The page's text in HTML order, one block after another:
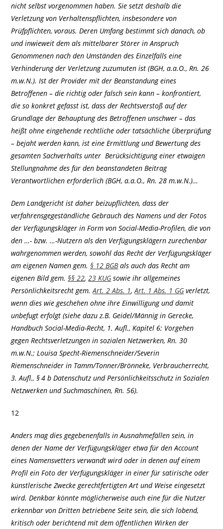
nicht selbst vorgenommen haben. Sie setzt deshalb die
Verletzung von Verhaltenspflichten, insbesondere von
Prüfpflichten, voraus. Deren Umfang bestimmt sich danach, ob
und inwieweit dem als mittelbarer Störer in Anspruch
Genommenen nach den Umständen des Einzelfalls eine
Verhinderung der Verletzung zuzumuten ist (BGH, a.a.O., Rn. 26
m.w.N.). Ist der Provider mit der Beanstandung eines
Betroffenen – die richtig oder falsch sein kann – konfrontiert,
die so konkret gefasst ist, dass der Rechtsverstoß auf der
Grundlage der Behauptung des Betroffenen unschwer – das
heißt ohne eingehende rechtliche oder tatsächliche Überprüfung
– bejaht werden kann, ist eine Ermittlung und Bewertung des
gesamten Sachverhalts unter Berücksichtigung einer etwaigen
Stellungnahme des für den beanstandeten Beitrag
Verantwortlichen erforderlich (BGH, a.a.O., Rn. 28 m.w.N.)…
Dem Landgericht ist daher beizupflichten, dass der
verfahrensgegeständliche Gebrauch des Namens und der Fotos
der Verfügungskläger in Form von Social-Media-Profilen, die von
den …- bzw. …-Nutzern als den Verfügungsklägern zurechenbar
wahrgenommen werden, sowohl das Recht der Verfügungskläger
am eigenen Namen gem.§ 12 BGBals auch das Recht am
eigenen Bild gem.§§ 22,23 KUG sowie ihr allgemeines
Persönlichkeitsrecht gem.Art. 2 Abs. 1,Art. 1 Abs. 1 GG verletzt,
wenn dies wie geschehen ohne ihre Einwilligung und damit
unbefugt erfolgt (siehe dazu z.B. Geidel/Männig in Gerecke,
Handbuch Social-Media-Recht, 1. Aufl., Kapitel 6: Vorgehen
gegen Rechtsverletzungen in sozialen Netzwerken, Rn. 30
m.w.N.; Louisa Specht-Riemenschneider/Severin
Riemenschneider in Tamm/Tonner/Brönneke, Verbraucherrecht,
3. Aufl., § 4 b Datenschutz und Persönlichkeitsschutz in Sozialen
Netzwerken und Suchmaschinen, Rn. 56).
12
Anders mag dies gegebenenfalls in Ausnahmefällen sein, in
denen der Name der Verfügungskläger etwa für den Account
eines Namensvetters verwandt wird oder in denen auf einem
Profil ein Foto der Verfügungskläger in einer für satirische oder
künstlerische Zwecke gerechtfertigten Art und Weise eingesetzt
wird. Denkbar könnte möglicherweise auch eine für die Nutzer
erkennbar von Dritten betriebene Seite sein, die sich lobend,
kritisch oder berichtend mit dem öffentlichen Wirken der